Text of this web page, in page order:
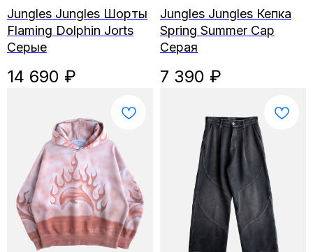
Jungles Jungles Шорты
Flaming Dolphin Jorts
Серые
14 690 ₽
Jungles Jungles Кепка
Spring Summer Cap
Серая
7 390 ₽